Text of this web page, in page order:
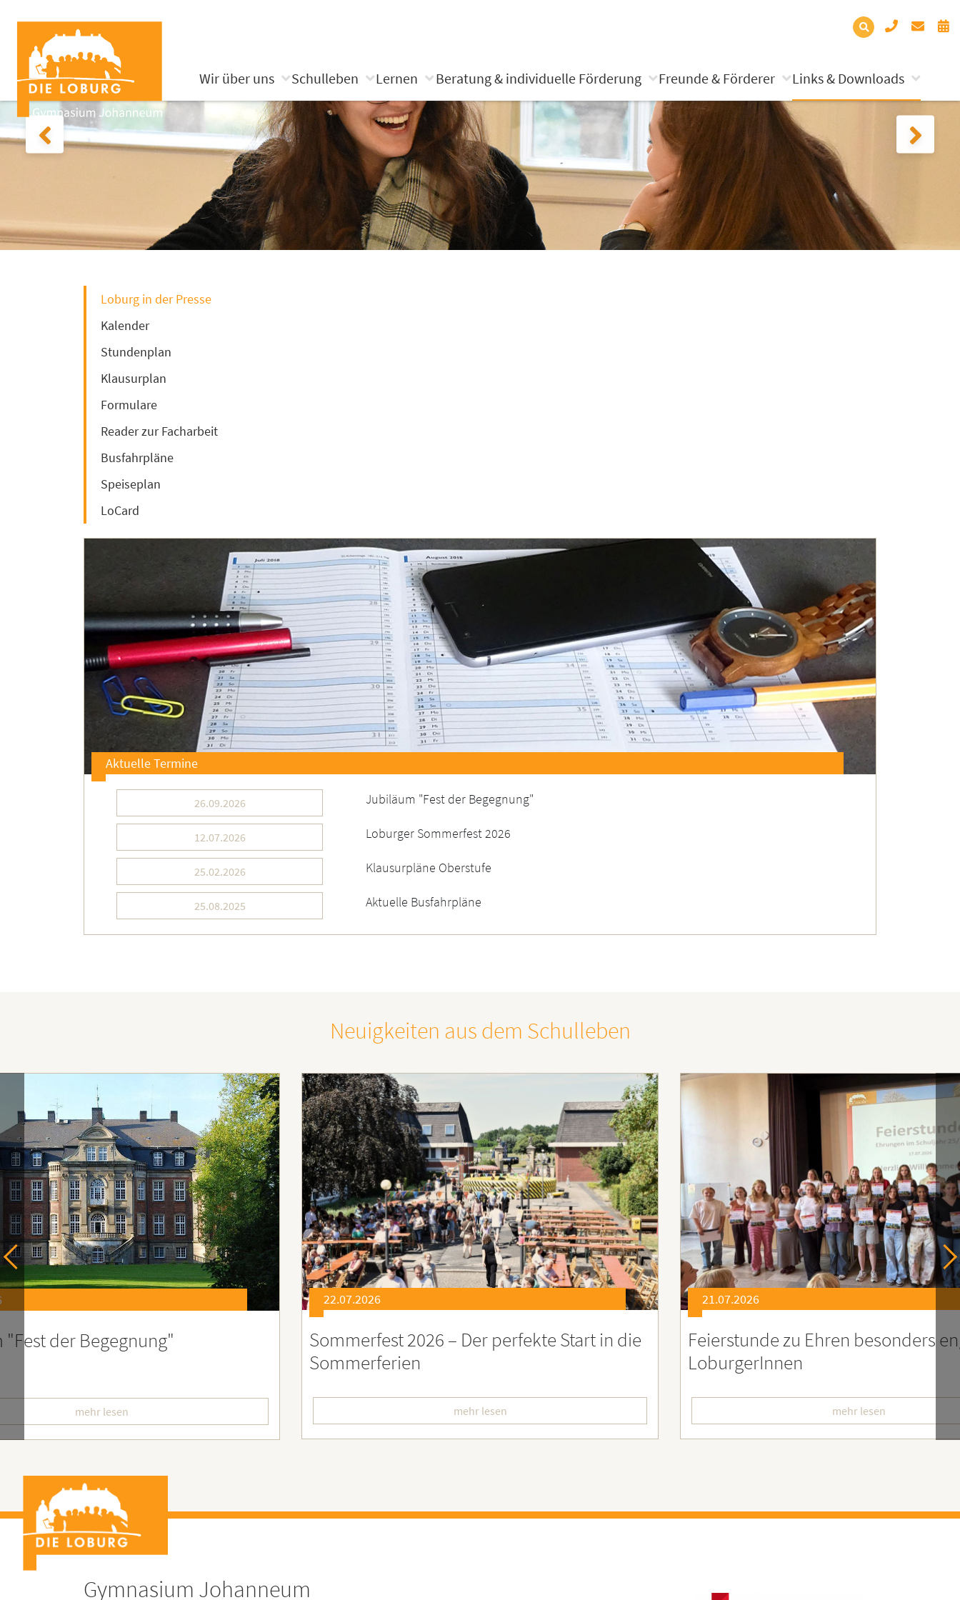
Wir über uns Schulleben Lernen Beratung & individuelle Förderung Freunde & Förderer Links & Downloads
Loburg in der Presse
Kalender
Stundenplan
Klausurplan
Formulare
Reader zur Facharbeit
Busfahrpläne
Speiseplan
LoCard
Aktuelle Termine
26.09.2026 Jubiläum "Fest der Begegnung"
12.07.2026 Loburger Sommerfest 2026
25.02.2026 Klausurpläne Oberstufe
25.08.2025 Aktuelle Busfahrpläne
Neuigkeiten aus dem Schulleben
2026 – Der perfekte Start in die
mehr lesen
21.07.2026
Feierstunde zu Ehren besonders engagierter
LoburgerInnen
mehr lesen
21.07.2026
Soziales Engagement für
Ruanda – Wir sind dabei!
mehr lesen
Gymnasium Johanneum